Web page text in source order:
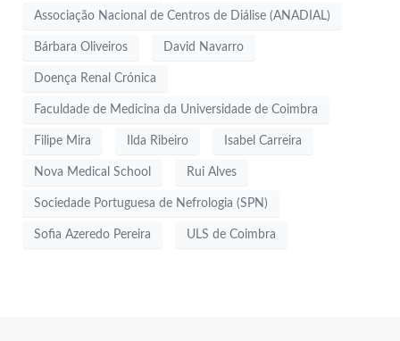
Associação Nacional de Centros de Diálise (ANADIAL)
Bárbara Oliveiros David Navarro
Doença Renal Crónica
Faculdade de Medicina da Universidade de Coimbra
Filipe Mira Ilda Ribeiro Isabel Carreira
Nova Medical School Rui Alves
Sociedade Portuguesa de Nefrologia (SPN)
Sofia Azeredo Pereira ULS de Coimbra